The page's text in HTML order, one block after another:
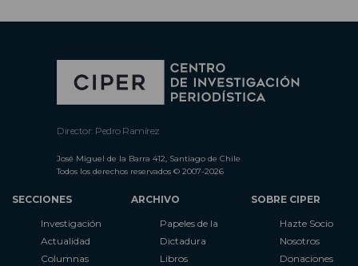
Director: Pedro Ramírez
José Miguel de la Barra 412, Santiago de Chile
Todos los derechos reservados © 2007-2026
SECCIONES
Investigación
Actualidad
Columnas
ARCHIVO
Papeles de la
Dictadura
Libros
SOBRE CIPER
Hazte Socio
Nosotros
Donaciones